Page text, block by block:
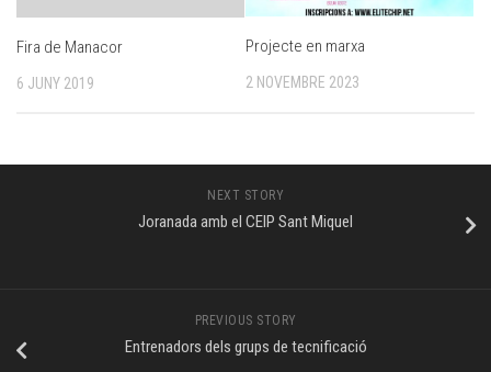
Fira de Manacor
6 JUNY 2019
Projecte en marxa
2 NOVEMBRE 2023
NEXT STORY
Joranada amb el CEIP Sant Miquel
PREVIOUS STORY
Entrenadors dels grups de tecnificació